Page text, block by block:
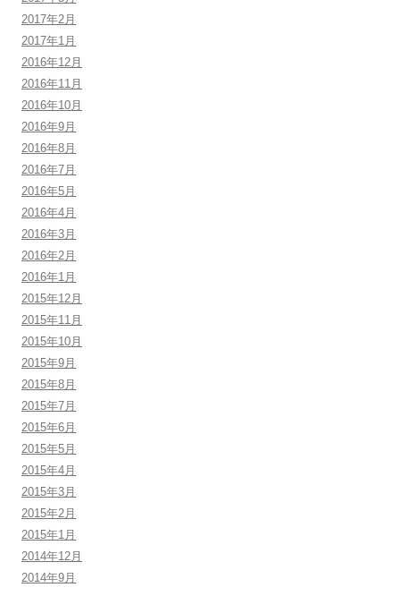
2017年2月
2017年1月
2016年12月
2016年11月
2016年10月
2016年9月
2016年8月
2016年7月
2016年5月
2016年4月
2016年3月
2016年2月
2016年1月
2015年12月
2015年11月
2015年10月
2015年9月
2015年8月
2015年7月
2015年6月
2015年5月
2015年4月
2015年3月
2015年2月
2015年1月
2014年12月
2014年9月